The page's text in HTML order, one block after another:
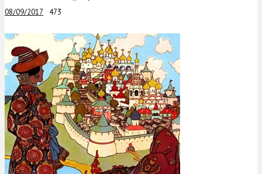
08/09/2017 473